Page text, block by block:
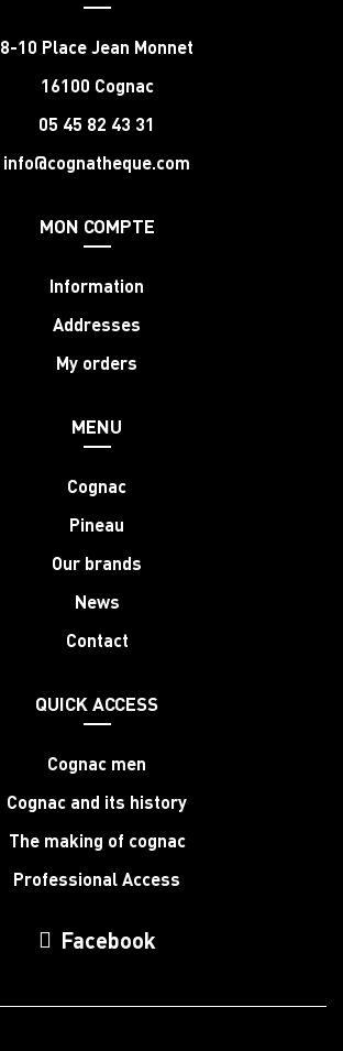
8-10 Place Jean Monnet
16100 Cognac
05 45 82 43 31
info@cognatheque.com
MON COMPTE
Information
Addresses
My orders
MENU
Cognac
Pineau
Our brands
News
Contact
QUICK ACCESS
Cognac men
Cognac and its history
The making of cognac
Professional Access
Facebook